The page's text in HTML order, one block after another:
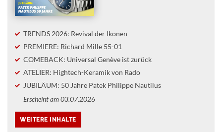
TRENDS 2026: Revival der Ikonen
PREMIERE: Richard Mille 55-01
COMEBACK: Universal Genève ist zurück
ATELIER: Hightech-Keramik von Rado
JUBILÄUM: 50 Jahre Patek Philippe Nautilus
Erscheint am 03.07.2026